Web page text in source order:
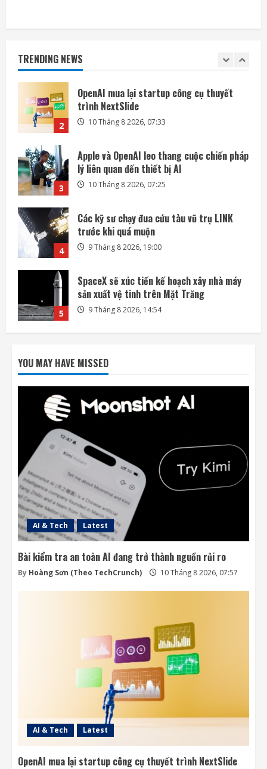
TRENDING NEWS
2
OpenAI mua lại startup công cụ thuyết
3
Apple và OpenAI leo thang cuộc chiến pháp
lý liên quan đến thiết bị AI
10 Tháng 8 2026, 07:25
4
Các kỹ sư chạy đua cứu tàu vũ trụ LINK
trước khi quá muộn
9 Tháng 8 2026, 19:00
5
SpaceX sẽ xúc tiến kế hoạch xây nhà máy
sản xuất vệ tinh trên Mặt Trăng
9 Tháng 8 2026, 14:54
1
Bài kiểm tra an toàn AI đang trở thành
nguồn rủi ro
10 Tháng 8 2026, 07:57
2
trình NextSlide
10 Tháng 8 2026, 07:33
3
Apple và OpenAI leo thang cuộc chiến pháp
4
Các kỹ sư chạy đua cứu tàu vũ trụ LINK
trước khi quá muộn
9 Tháng 8 2026, 19:00
YOU MAY HAVE MISSED
AI & Tech Latest
Bài kiểm tra an toàn AI đang trở thành nguồn rủi ro
By Hoàng Sơn (Theo TechCrunch) 10 Tháng 8 2026, 07:57
AI & Tech Latest
OpenAI mua lại startup công cụ thuyết trình NextSlide